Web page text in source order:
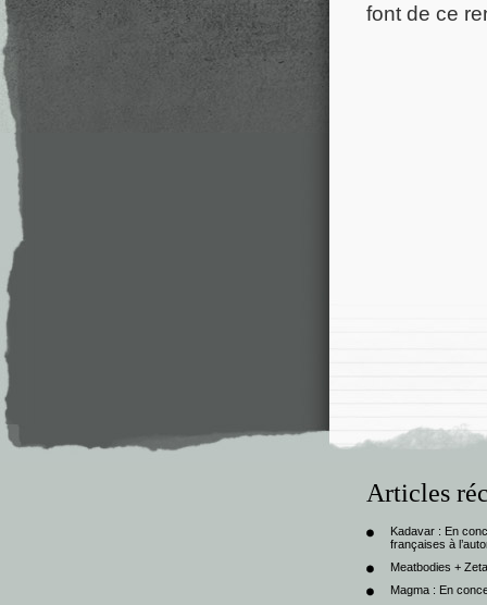
font de ce
Articles
Kadavar : En
françaises à
Meatbodies +
Magma : En